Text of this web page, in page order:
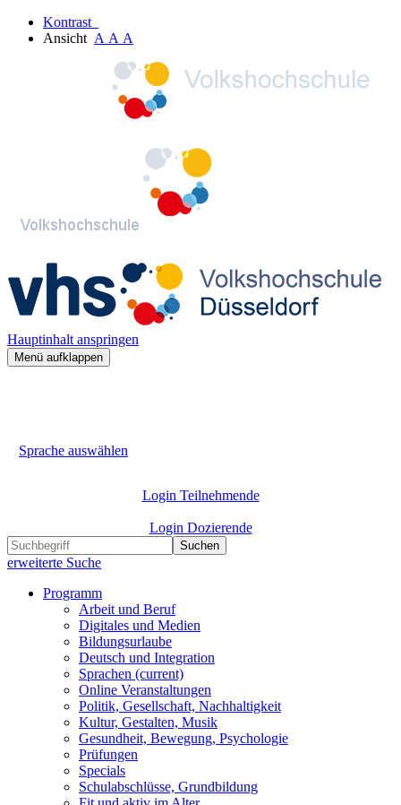
Kontrast
Ansicht A A A
Hauptinhalt anspringen
Menü aufklappen
Sprache auswählen
Login Teilnehmende
Login Dozierende
Suchen
erweiterte Suche
Programm
Arbeit und Beruf
Digitales und Medien
Bildungsurlaube
Deutsch und Integration
Sprachen (current)
Online Veranstaltungen
Politik, Gesellschaft, Nachhaltigkeit
Kultur, Gestalten, Musik
Gesundheit, Bewegung, Psychologie
Prüfungen
Specials
Schulabschlüsse, Grundbildung